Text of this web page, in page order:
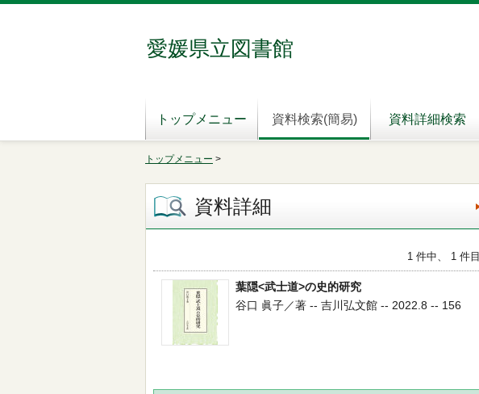
愛媛県立図書館
トップメニュー 資料検索(簡易) 資料詳細検索
トップメニュー >
資料詳細
1 件中、 1 件目
葉隠<武士道>の史的研究
谷口 眞子／著 -- 吉川弘文館 -- 2022.8 -- 156